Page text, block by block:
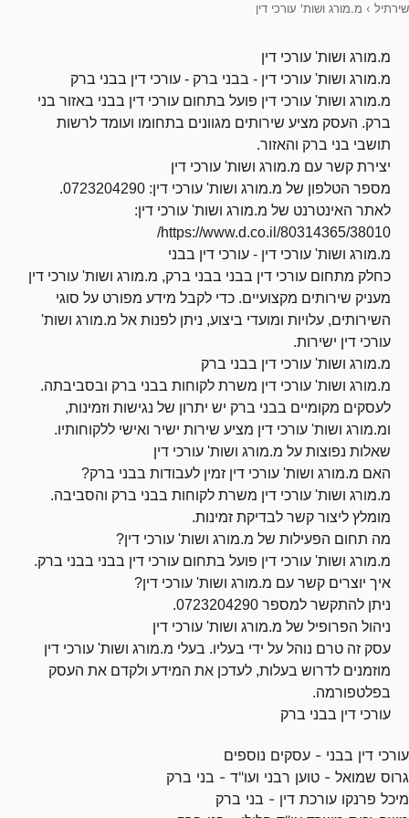
שירתיל › מ.מורג ושות' עורכי דין
מ.מורג ושות' עורכי דין
מ.מורג ושות' עורכי דין - בבני ברק - עורכי דין בבני ברק
מ.מורג ושות' עורכי דין פועל בתחום עורכי דין בבני באזור בני
ברק. העסק מציע שירותים מגוונים בתחומו ועומד לרשות
תושבי בני ברק והאזור.
יצירת קשר עם מ.מורג ושות' עורכי דין
מספר הטלפון של מ.מורג ושות' עורכי דין: 0723204290.
לאתר האינטרנט של מ.מורג ושות' עורכי דין:
https://www.d.co.il/80314365/38010/
מ.מורג ושות' עורכי דין - עורכי דין בבני
כחלק מתחום עורכי דין בבני בבני ברק, מ.מורג ושות' עורכי דין
מעניק שירותים מקצועיים. כדי לקבל מידע מפורט על סוגי
השירותים, עלויות ומועדי ביצוע, ניתן לפנות אל מ.מורג ושות'
עורכי דין ישירות.
מ.מורג ושות' עורכי דין בבני ברק
מ.מורג ושות' עורכי דין משרת לקוחות בבני ברק ובסביבתה.
לעסקים מקומיים בבני ברק יש יתרון של נגישות וזמינות,
ומ.מורג ושות' עורכי דין מציע שירות ישיר ואישי ללקוחותיו.
שאלות נפוצות על מ.מורג ושות' עורכי דין
האם מ.מורג ושות' עורכי דין זמין לעבודות בבני ברק?
מ.מורג ושות' עורכי דין משרת לקוחות בבני ברק והסביבה.
מומלץ ליצור קשר לבדיקת זמינות.
מה תחום הפעילות של מ.מורג ושות' עורכי דין?
מ.מורג ושות' עורכי דין פועל בתחום עורכי דין בבני בבני ברק.
איך יוצרים קשר עם מ.מורג ושות' עורכי דין?
ניתן להתקשר למספר 0723204290.
ניהול הפרופיל של מ.מורג ושות' עורכי דין
עסק זה טרם נוהל על ידי בעליו. בעלי מ.מורג ושות' עורכי דין
מוזמנים לדרוש בעלות, לעדכן את המידע ולקדם את העסק
בפלטפורמה.
עורכי דין בבני ברק
עורכי דין בבני - עסקים נוספים
גרוס שמואל - טוען רבני ועו"ד - בני ברק
מיכל פרנקו עורכת דין - בני ברק